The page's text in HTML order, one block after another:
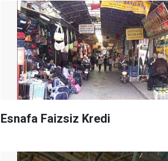
Esnafa Faizsiz Kredi